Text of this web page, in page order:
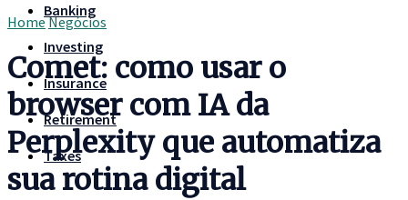
Banking
Investing
Insurance
Retirement
Taxes
HomeNegócios
Comet: como usar o
browser com IA da
Perplexity que automatiza
sua rotina digital